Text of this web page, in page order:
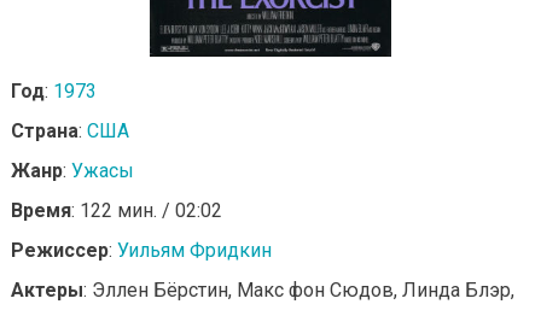
Год: 1973
Страна: США
Жанр: Ужасы
Время: 122 мин. / 02:02
Режиссер: Уильям Фридкин
Актеры: Эллен Бёрстин, Макс фон Сюдов, Линда Блэр,